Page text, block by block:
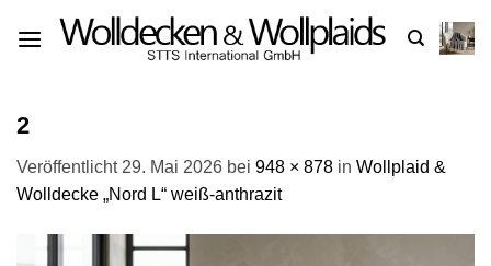
Inhalt
2
Veröffentlicht 29. Mai 2026 bei 948 × 878 in Wollplaid &
Wolldecke „Nord L“ weiß-anthrazit